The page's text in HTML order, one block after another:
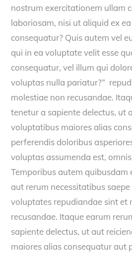
nostrum exercitationem ullam
laboriosam, nisi ut aliquid ex
consequatur? Quis autem vel
qui in ea voluptate velit esse
consequatur, vel illum qui
voluptas nulla pariatur?”
molestiae non recusandae.
tenetur a sapiente delectus, ut
voluptatibus maiores alias
perferendis doloribus
voluptas assumenda est,
Temporibus autem quibusdam
aut rerum necessitatibus
voluptates repudiandae sint et
recusandae. Itaque earum
sapiente delectus, ut aut
maiores alias consequatur aut